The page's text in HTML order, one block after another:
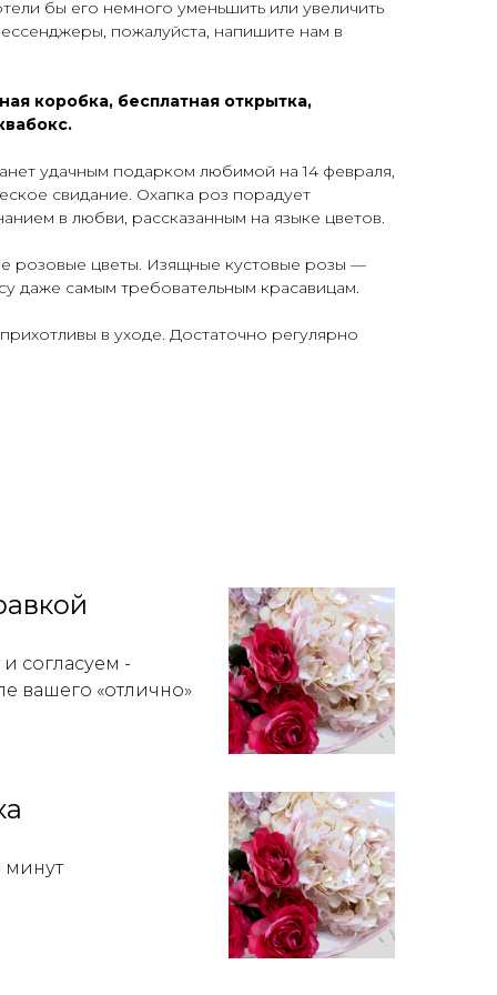
бы его немного уменьшить или увеличить
пожалуйста, напишите нам в
коробка, бесплатная открытка,
удачным подарком любимой на 14 февраля,
свидание. Охапка роз порадует
в любви, рассказанным на языке цветов.
розовые цветы. Изящные кустовые розы —
даже самым требовательным красавицам.
в уходе. Достаточно регулярно
согласуем -
вашего «отлично»
минут